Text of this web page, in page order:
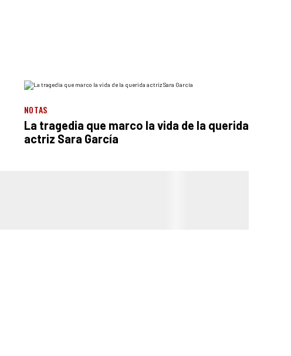
NOTAS
La tragedia que marco la vida de la querida
actriz Sara García